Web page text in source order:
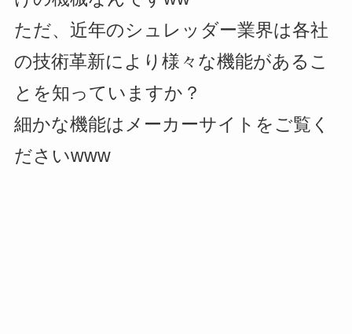
ただ、近年のシュレッダー業界は各社
の技術革新により様々な機能があるこ
とを知っていますか？
細かな機能はメーカーサイトをご覧く
ださいwww